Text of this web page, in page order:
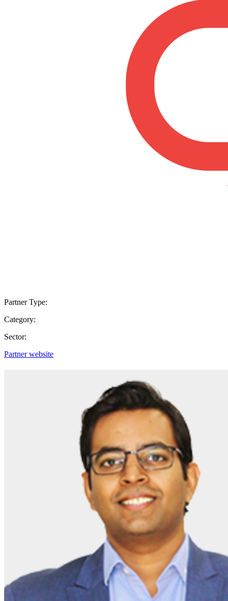
Partner Type:
Category:
Sector:
Partner website